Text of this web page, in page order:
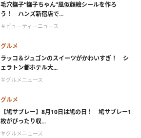
毛穴撫子“撫子ちゃん”風似顔絵シールを作ろ
う！ ハンズ新宿店で...
＃ビューティーニュース
グルメ
ラッコ＆ジュゴンのスイーツがかわいすぎ！ シ
ェラトン都ホテル大...
＃グルメニュース
グルメ
【鳩サブレー】8月10日は鳩の日！ 鳩サブレー1
枚がぴったり収...
＃グルメニュース